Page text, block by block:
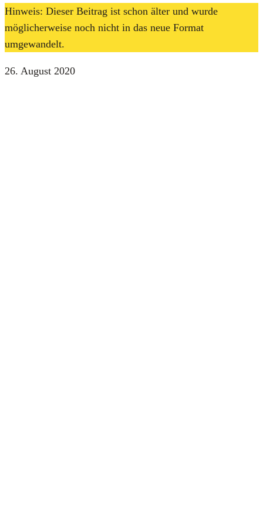
Hinweis: Dieser Beitrag ist schon älter und wurde
möglicherweise noch nicht in das neue Format
umgewandelt.
26. August 2020